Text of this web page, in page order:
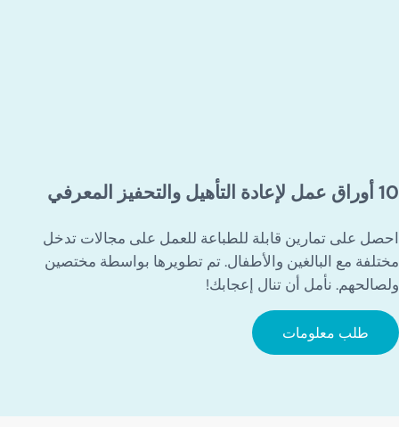
10 أوراق عمل لإعادة التأهيل والتحفيز المعرفي
احصل على تمارين قابلة للطباعة للعمل على مجالات تدخل
مختلفة مع البالغين والأطفال. تم تطويرها بواسطة مختصين
ولصالحهم. نأمل أن تنال إعجابك!
طلب معلومات